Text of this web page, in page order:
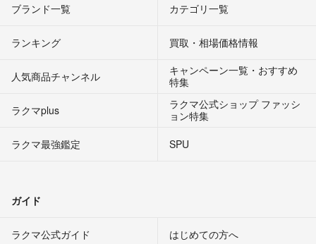
ブランド一覧 カテゴリ一覧
ランキング 買取・相場価格情報
人気商品チャンネル
キャンペーン一覧・おすすめ
特集
ラクマplus
ラクマ公式ショップ ファッシ
ョン特集
ラクマ最強鑑定
SPU
ガイド
ラクマ公式ガイド はじめての方へ